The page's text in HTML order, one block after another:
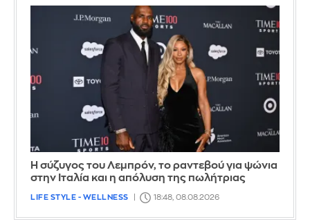
Η σύζυγος του Λεμπρόν, το ραντεβού για ψώνια
στην Ιταλία και η απόλυση της πωλήτριας
LIFE STYLE - WELLNESS 18:48, 08.08.2026